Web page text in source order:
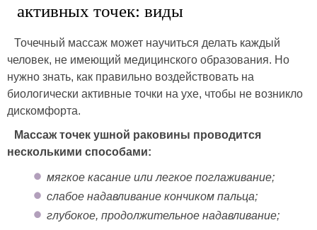
активных точек: виды
Точечный массаж может научиться делать каждый
человек, не имеющий медицинского образования. Но
нужно знать, как правильно воздействовать на
биологически активные точки на ухе, чтобы не возникло
дискомфорта.
Массаж точек ушной раковины проводится
несколькими способами:
мягкое касание или легкое поглаживание;
слабое надавливание кончиком пальца;
глубокое, продолжительное надавливание;